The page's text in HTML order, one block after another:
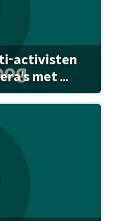
activisten
met ...